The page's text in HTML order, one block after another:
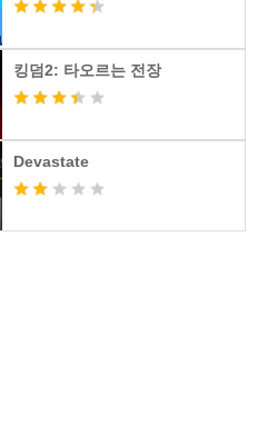
킹덤2: 타오르는 전장
Devastate